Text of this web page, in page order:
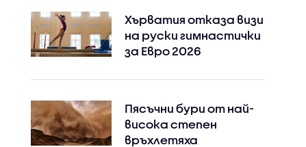
Хърватия отказа визи
на руски гимнастички
за Евро 2026
Пясъчни бури от най-
висока степен
връхлетяха